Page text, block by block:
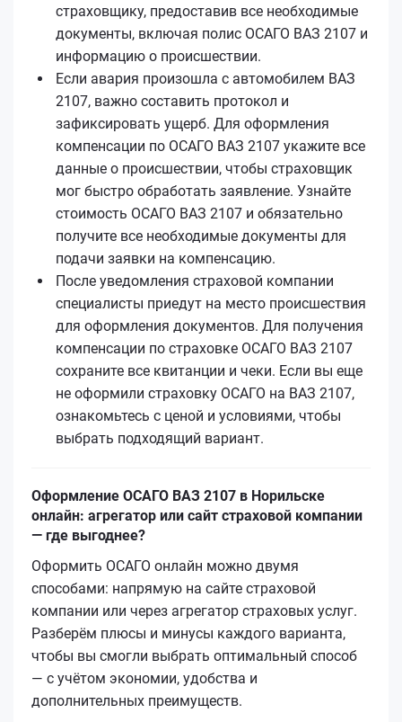
страховщику, предоставив все необходимые
документы, включая полис ОСАГО ВАЗ 2107 и
информацию о происшествии.
Если авария произошла с автомобилем ВАЗ
2107, важно составить протокол и
зафиксировать ущерб. Для оформления
компенсации по ОСАГО ВАЗ 2107 укажите все
данные о происшествии, чтобы страховщик
мог быстро обработать заявление. Узнайте
стоимость ОСАГО ВАЗ 2107 и обязательно
получите все необходимые документы для
подачи заявки на компенсацию.
После уведомления страховой компании
специалисты приедут на место происшествия
для оформления документов. Для получения
компенсации по страховке ОСАГО ВАЗ 2107
сохраните все квитанции и чеки. Если вы еще
не оформили страховку ОСАГО на ВАЗ 2107,
ознакомьтесь с ценой и условиями, чтобы
выбрать подходящий вариант.
Оформление ОСАГО ВАЗ 2107 в Норильске
онлайн: агрегатор или сайт страховой компании
— где выгоднее?
Оформить ОСАГО онлайн можно двумя
способами: напрямую на сайте страховой
компании или через агрегатор страховых услуг.
Разберём плюсы и минусы каждого варианта,
чтобы вы смогли выбрать оптимальный способ
— с учётом экономии, удобства и
дополнительных преимуществ.